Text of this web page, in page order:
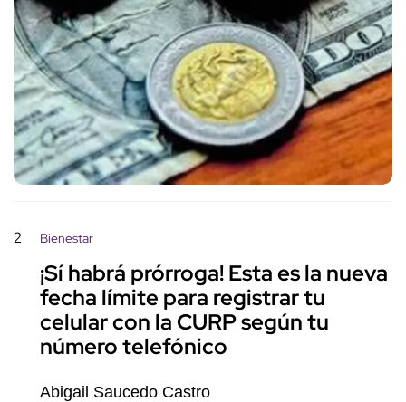
2 Bienestar
¡Sí habrá prórroga! Esta es la nueva
fecha límite para registrar tu
celular con la CURP según tu
número telefónico
Abigail Saucedo Castro